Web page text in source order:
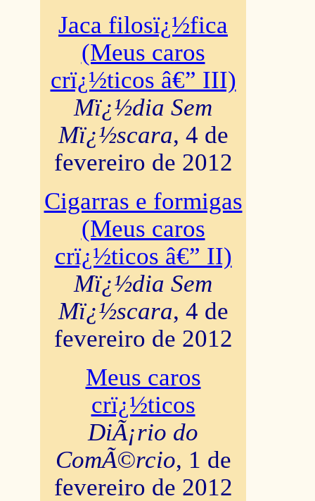
Jaca filosï¿½fica
(Meus caros
crï¿½ticos â€” III)
Mï¿½dia Sem
Mï¿½scara, 4 de
fevereiro de 2012
Cigarras e formigas
(Meus caros
crï¿½ticos â€” II)
Mï¿½dia Sem
Mï¿½scara, 4 de
fevereiro de 2012
Meus caros
crï¿½ticos
DiÃ¡rio do
ComÃ©rcio, 1 de
fevereiro de 2012